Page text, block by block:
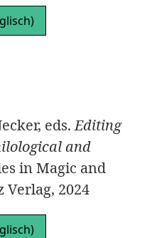
eds.Editing
and
in Magic and
Verlag, 2024